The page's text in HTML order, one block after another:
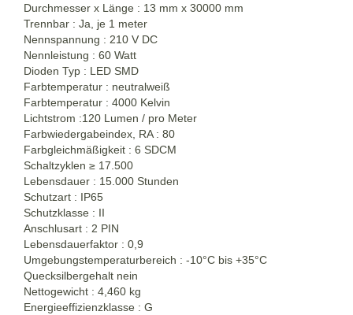
Durchmesser x Länge : 13 mm x 30000 mm
Trennbar : Ja, je 1 meter
Nennspannung : 210 V DC
Nennleistung : 60 Watt
Dioden Typ : LED SMD
Farbtemperatur : neutralweiß
Farbtemperatur : 4000 Kelvin
Lichtstrom :120 Lumen / pro Meter
Farbwiedergabeindex, RA : 80
Farbgleichmäßigkeit : 6 SDCM
Schaltzyklen ≥ 17.500
Lebensdauer : 15.000 Stunden
Schutzart : IP65
Schutzklasse : II
Anschlusart : 2 PIN
Lebensdauerfaktor : 0,9
Umgebungstemperaturbereich : -10°C bis +35°C
Quecksilbergehalt nein
Nettogewicht : 4,460 kg
Energieeffizienzklasse : G